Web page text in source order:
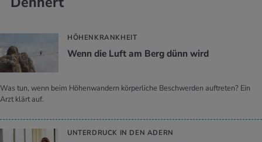
HÖHENKRANKHEIT
Wenn die Luft am Berg dünn wird
Was tun, wenn beim Höhenwandern körperliche Beschwerden auftreten? Ein
Arzt klärt auf.
UNTERDRUCK IN DEN ADERN